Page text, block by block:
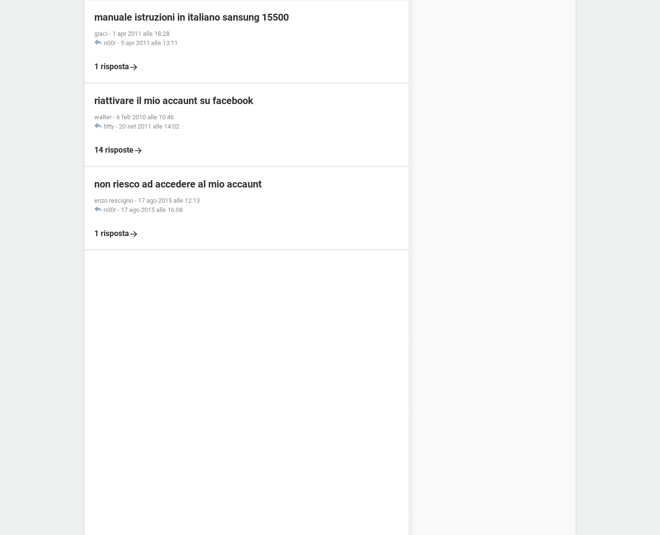
manuale istruzioni in italiano sansung 15500
giaci - 1 apr 2011 alle 18:28
n00r - 5 apr 2011 alle 13:11
1 risposta
riattivare il mio accaunt su facebook
walter - 6 feb 2010 alle 10:46
titty - 20 set 2011 alle 14:02
14 risposte
non riesco ad accedere al mio accaunt
enzo rescigno - 17 ago 2015 alle 12:13
n00r - 17 ago 2015 alle 16:08
1 risposta